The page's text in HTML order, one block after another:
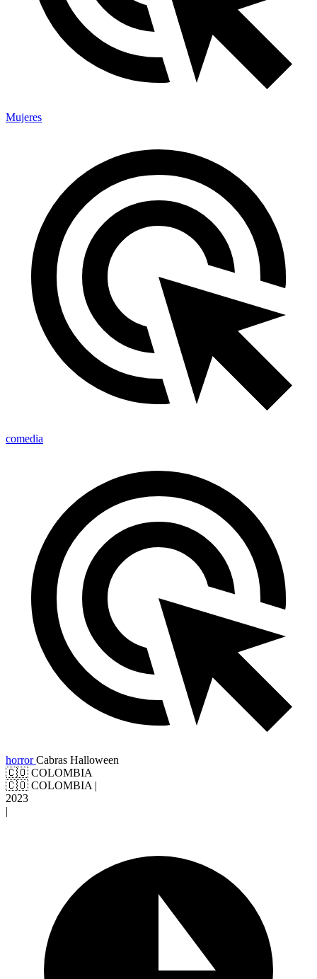
Mujeres
comedia
horrorCabras Halloween
🇨🇴 COLOMBIA
🇨🇴 COLOMBIA |
2023
|